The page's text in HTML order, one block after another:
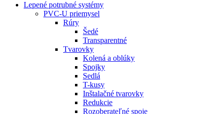
Lepené potrubné systémy
PVC-U priemysel
Rúry
Šedé
Transparentné
Tvarovky
Kolená a oblúky
Spojky
Sedlá
T-kusy
Inštalačné tvarovky
Redukcie
Rozoberateľné spoje